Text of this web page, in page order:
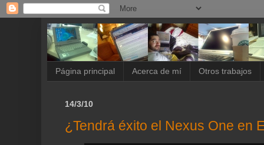
Página principal Acerca de mí Otros trabajos
14/3/10
¿Tendrá éxito el Nexus One en